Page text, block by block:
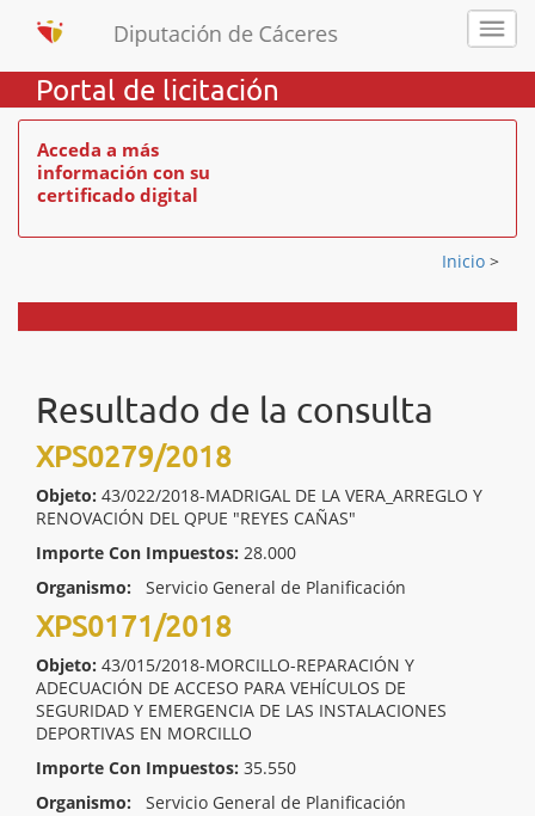
Portal de licitación
Acceda a más
información con su
certificado digital
Inicio >
Resultado de la consulta
XPS0279/2018
Objeto: 43/022/2018-MADRIGAL DE LA VERA_ARREGLO Y
RENOVACIÓN DEL QPUE "REYES CAÑAS"
Importe Con Impuestos: 28.000
Organismo:
Servicio General de Planificación
XPS0171/2018
Objeto: 43/015/2018-MORCILLO-REPARACIÓN Y
ADECUACIÓN DE ACCESO PARA VEHÍCULOS DE
SEGURIDAD Y EMERGENCIA DE LAS INSTALACIONES
DEPORTIVAS EN MORCILLO
Importe Con Impuestos: 35.550
Organismo:
Servicio General de Planificación